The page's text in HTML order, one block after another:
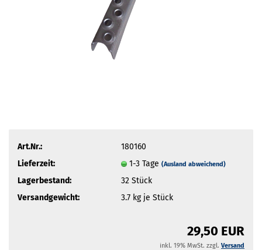
Art.Nr.:
180160
Lieferzeit:
1-3 Tage (Ausland abweichend)
Lagerbestand: 32 Stück
Versandgewicht:
3.7kg je Stück
29,50 EUR
inkl. 19% MwSt. zzgl. Versand